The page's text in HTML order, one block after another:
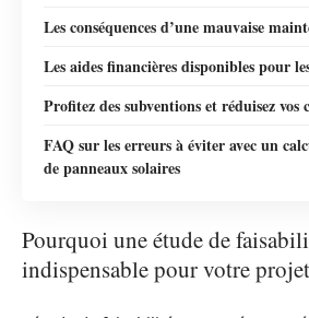
Les conséquences d’une mauvaise
Les aides financières disponibles pour
Profitez des subventions et réduisez vos
FAQ sur les erreurs à éviter avec un
de panneaux solaires
Pourquoi une étude de
indispensable pour votre